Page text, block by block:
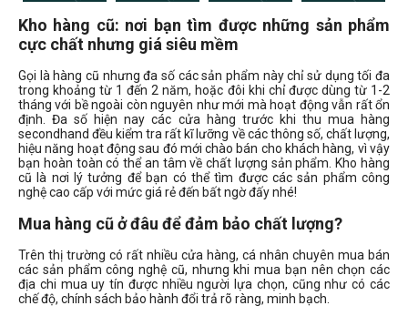
Dòng máy ảnh
Canon DSLR
Canon M
Canon R
Nikon DSLR
Nikon Z
Đời Mac
Kho hàng cũ: nơi bạn tìm được những sản phẩm
cực chất nhưng giá siêu mềm
Gọi là hàng cũ nhưng đa số các sản phẩm này chỉ sử dụng tối đa
trong khoảng từ 1 đến 2 năm, hoặc đôi khi chỉ được dùng từ 1-2
tháng với bề ngoài còn nguyên như mới mà hoạt động vẫn rất ổn
định. Đa số hiện nay các cửa hàng trước khi thu mua hàng
secondhand đều kiểm tra rất kĩ lưỡng về các thông số, chất lượng,
hiệu năng hoạt động sau đó mới chào bán cho khách hàng, vì vậy
bạn hoàn toàn có thể an tâm về chất lượng sản phẩm. Kho hàng
cũ là nơi lý tưởng để bạn có thể tìm được các sản phẩm công
nghệ cao cấp với mức giá rẻ đến bất ngờ đấy nhé!
Mua hàng cũ ở đâu để đảm bảo chất lượng?
Trên thị trường có rất nhiều cửa hàng, cá nhân chuyên mua bán
các sản phẩm công nghệ cũ, nhưng khi mua bạn nên chọn các
địa chi mua uy tín được nhiều người lựa chọn, cũng như có các
chế độ, chính sách bảo hành đổi trả rõ ràng, minh bạch.